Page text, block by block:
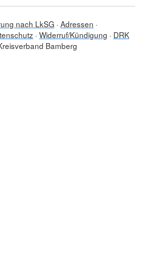
nach LkSG Adressen
Widerruf/Kündigung
DRK
Bamberg